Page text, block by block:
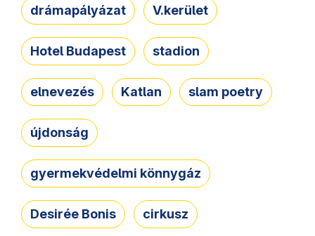
drámapályázat V.kerület
Hotel Budapest stadion
elnevezés Katlan slam poetry
újdonság
gyermekvédelmi könnygáz
Desirée Bonis cirkusz